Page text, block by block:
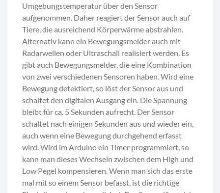
Umgebungstemperatur über den Sensor
aufgenommen. Daher reagiert der Sensor auch auf
Tiere, die ausreichend Körperwärme abstrahlen.
Alternativ kann ein Bewegungsmelder auch mit
Radarwellen oder Ultraschall realisiert werden. Es
gibt auch Bewegungsmelder, die eine Kombination
von zwei verschiedenen Sensoren haben. Wird eine
Bewegung detektiert, so löst der Sensor aus und
schaltet den digitalen Ausgang ein. Die Spannung
bleibt für ca. 5 Sekunden aufrecht. Der Sensor
schaltet nach einigen Sekunden aus und wieder ein,
auch wenn eine Bewegung durchgehend erfasst
wird. Wird im Arduino ein Timer programmiert, so
kann man dieses Wechseln zwischen dem High und
Low Pegel kompensieren. Wenn man sich das erste
mal mit so einem Sensor befasst, ist die richtige